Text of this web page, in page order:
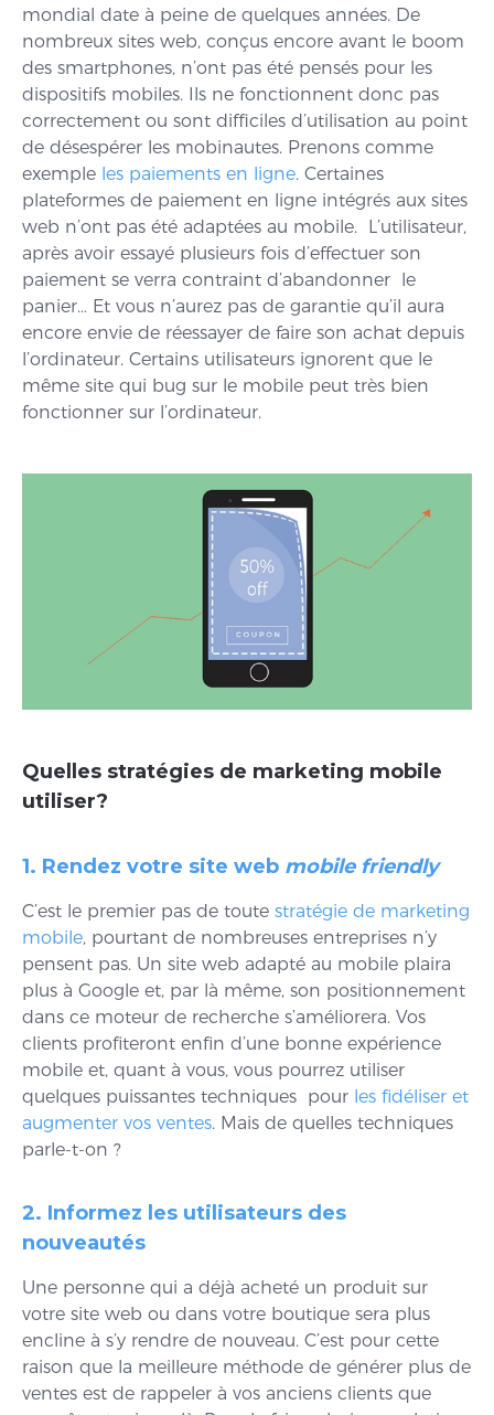
mondial date à peine de quelques années. De
nombreux sites web, conçus encore avant le boom
des smartphones, n’ont pas été pensés pour les
dispositifs mobiles. Ils ne fonctionnent donc pas
correctement ou sont difficiles d’utilisation au point
de désespérer les mobinautes. Prenons comme
exemple les paiements en ligne. Certaines
plateformes de paiement en ligne intégrés aux sites
web n’ont pas été adaptées au mobile. L’utilisateur,
après avoir essayé plusieurs fois d’effectuer son
paiement se verra contraint d’abandonner le
panier… Et vous n’aurez pas de garantie qu’il aura
encore envie de réessayer de faire son achat depuis
l’ordinateur. Certains utilisateurs ignorent que le
même site qui bug sur le mobile peut très bien
fonctionner sur l’ordinateur.
Quelles stratégies de marketing mobile
utiliser?
1. Rendez votre site web mobile friendly
C’est le premier pas de toute stratégie de marketing
mobile, pourtant de nombreuses entreprises n’y
pensent pas. Un site web adapté au mobile plaira
plus à Google et, par là même, son positionnement
dans ce moteur de recherche s’améliorera. Vos
clients profiteront enfin d’une bonne expérience
mobile et, quant à vous, vous pourrez utiliser
quelques puissantes techniques pour les fidéliser et
augmenter vos ventes. Mais de quelles techniques
parle-t-on ?
2. Informez les utilisateurs des
nouveautés
Une personne qui a déjà acheté un produit sur
votre site web ou dans votre boutique sera plus
encline à s’y rendre de nouveau. C’est pour cette
raison que la meilleure méthode de générer plus de
ventes est de rappeler à vos anciens clients que